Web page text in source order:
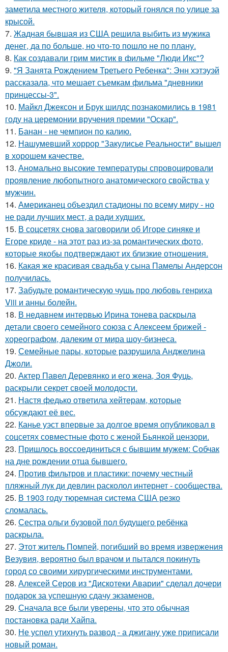
заметила местного жителя, который гонялся по улице за
крысой.
7. Жадная бывшая из США решила выбить из мужика
денег, да по больше, но что-то пошло не по плану.
8. Как создавали грим мистик в фильме "Люди Икс"?
9. "Я Занята Рождением Третьего Ребенка": Энн хэтэуэй
рассказала, что мешает съемкам фильма "дневники
принцессы-3".
10. Майкл Джексон и Брук шилдс познакомились в 1981
году на церемонии вручения премии "Оскар".
11. Банан - не чемпион по калию.
12. Нашумевший хоррор "Закулисье Реальности" вышел
в хорошем качестве.
13. Аномально высокие температуры спровоцировали
проявление любопытного анатомического свойства у
мужчин.
14. Американец объездил стадионы по всему миру - но
не ради лучших мест, а ради худших.
15. В соцсетях снова заговорили об Игоре синяке и
Егоре криде - на этот раз из-за романтических фото,
которые якобы подтверждают их близкие отношения.
16. Какая же красивая свадьба у сына Памелы Андерсон
получилась.
17. Забудьте романтическую чушь про любовь генриха
Viii и анны болейн.
18. В недавнем интервью Ирина тонева раскрыла
детали своего семейного союза с Алексеем брижей -
хореографом, далеким от мира шоу-бизнеса.
19. Семейные пары, которые разрушила Анджелина
Джоли.
20. Актер Павел Деревянко и его жена, Зоя Фуць,
раскрыли секрет своей молодости.
21. Настя федько ответила хейтерам, которые
обсуждают её вес.
22. Канье уэст впервые за долгое время опубликовал в
соцсетях совместные фото с женой Бьянкой цензори.
23. Пришлось воссоединиться с бывшим мужем: Собчак
на дне рождении отца бывшего.
24. Против фильтров и пластики: почему честный
пляжный лук ди девлин расколол интернет - сообщества.
25. В 1903 году тюремная система США резко
сломалась.
26. Сестра ольги бузовой пол будущего ребёнка
раскрыла.
27. Этот житель Помпей, погибший во время извержения
Везувия, вероятно был врачом и пытался покинуть
город со своими хирургическими инструментами.
28. Алексей Серов из "Дискотеки Аварии" сделал дочери
подарок за успешную сдачу экзаменов.
29. Сначала все были уверены, что это обычная
постановка ради Хайпа.
30. Не успел утихнуть развод - а джигану уже приписали
новый роман.